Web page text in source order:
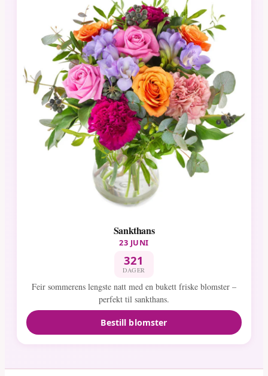
Sankthans
23 JUNI
321
DAGER
Feir sommerens lengste natt med en bukett friske blomster –
perfekt til sankthans.
Bestill blomster